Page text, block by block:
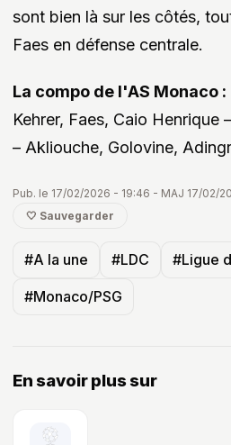
sont bien là sur les côtés,
Faes en défense centrale.
La compo de l'AS Monaco :
Kehrer, Faes, Caio Henrique
– Akliouche, Golovine,
Pub. le 17/02/2026 - 19:46 - MAJ 17/02/
🤍 Sauvegarder
#A la une #LDC #Ligue
#Monaco/PSG
En savoir plus sur